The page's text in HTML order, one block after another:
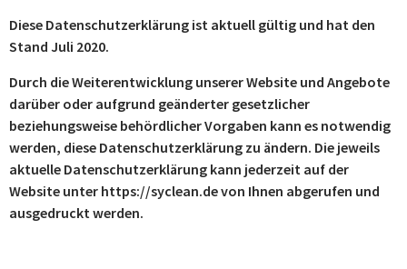
Diese Datenschutzerklärung ist aktuell gültig und hat den
Stand Juli 2020.
Durch die Weiterentwicklung unserer Website und Angebote
darüber oder aufgrund geänderter gesetzlicher
beziehungsweise behördlicher Vorgaben kann es notwendig
werden, diese Datenschutzerklärung zu ändern. Die jeweils
aktuelle Datenschutzerklärung kann jederzeit auf der
Website unter https://syclean.de von Ihnen abgerufen und
ausgedruckt werden.